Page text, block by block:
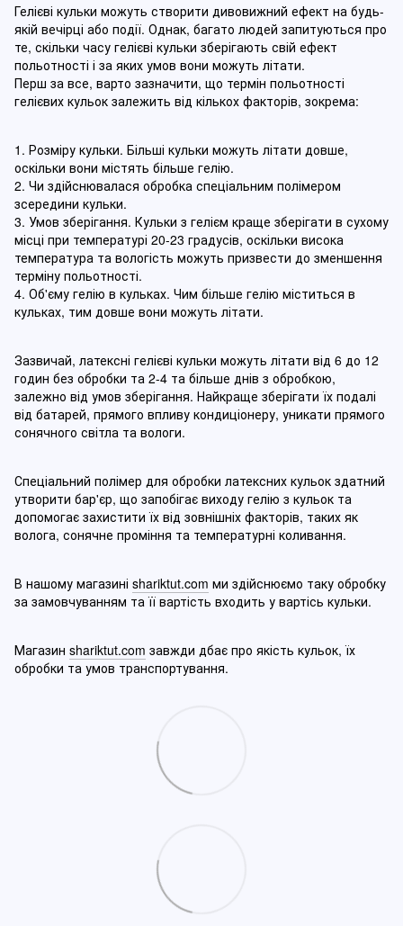
Гелієві кульки можуть створити дивовижний ефект на будь-
якій вечірці або події. Однак, багато людей запитуються про
те, скільки часу гелієві кульки зберігають свій ефект
польотності і за яких умов вони можуть літати.
Перш за все, варто зазначити, що термін польотності
гелієвих кульок залежить від кількох факторів, зокрема:
1. Розміру кульки. Більші кульки можуть літати довше,
оскільки вони містять більше гелію.
2. Чи здійснювалася обробка спеціальним полімером
зсередини кульки.
3. Умов зберігання. Кульки з гелієм краще зберігати в сухому
місці при температурі 20-23 градусів, оскільки висока
температура та вологість можуть призвести до зменшення
терміну польотності.
4. Об'єму гелію в кульках. Чим більше гелію міститься в
кульках, тим довше вони можуть літати.
Зазвичай, латексні гелієві кульки можуть літати від 6 до 12
годин без обробки та 2-4 та більше днів з обробкою,
залежно від умов зберігання. Найкраще зберігати їх подалі
від батарей, прямого впливу кондиціонеру, уникати прямого
сонячного світла та вологи.
Спеціальний полімер для обробки латексних кульок здатний
утворити бар'єр, що запобігає виходу гелію з кульок та
допомогає захистити їх від зовнішніх факторів, таких як
волога, сонячне проміння та температурні коливання.
В нашому магазині shariktut.com ми здійснюємо таку обробку
за замовчуванням та її вартість входить у вартісь кульки.
Магазин shariktut.com завжди дбає про якість кульок, їх
обробки та умов транспортування.